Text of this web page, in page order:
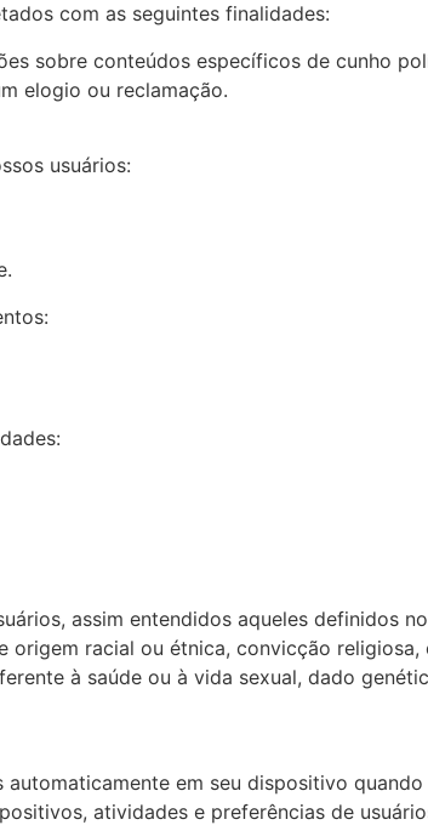
com as seguintes finalidades:
sobre conteúdos específicos de cunho
elogio ou reclamação.
usuários:
assim entendidos aqueles definidos
origem racial ou étnica, convicção
à saúde ou à vida sexual, dado
em seu dispositivo
atividades e preferências de